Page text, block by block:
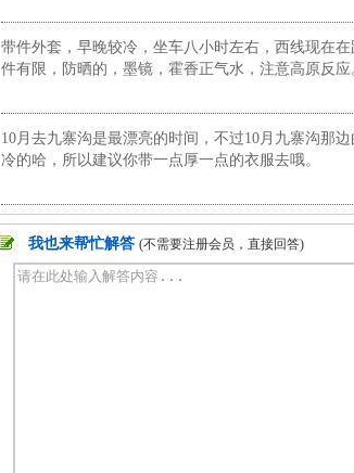
带件外套，早晚较冷，坐车八小时左右，西线现在
件有限，防晒的，墨镜，霍香正气水，注意高原反应
10月去九寨沟是最漂亮的时间，不过10月九寨沟那
冷的哈，所以建议你带一点厚一点的衣服去哦。
我也来帮忙解答 (不需要注册会员，直接回答)